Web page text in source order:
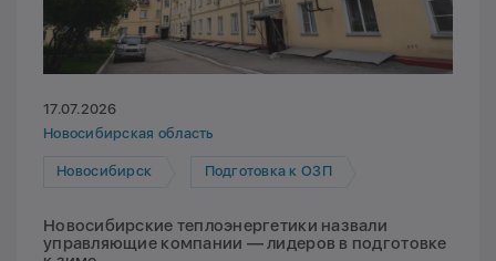
17.07.2026
Новосибирская область
Новосибирск Подготовка к ОЗП
Новосибирские теплоэнергетики назвали
управляющие компании — лидеров в подготовке